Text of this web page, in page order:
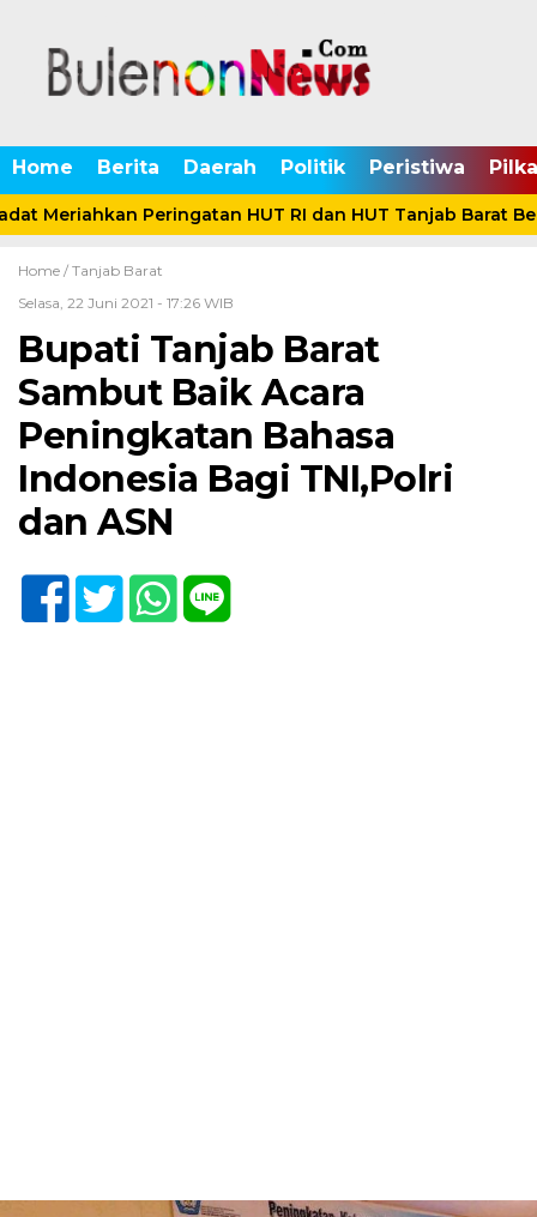
Home Berita Daerah Politik Peristiwa
Meriahkan Peringatan HUT RI dan HUT Tanjab Barat
Home / Tanjab Barat
Selasa, 22 Juni 2021 - 17:26 WIB
Bupati Tanjab Barat
Sambut Baik Acara
Peningkatan Bahasa
Indonesia Bagi TNI,Polri
dan ASN